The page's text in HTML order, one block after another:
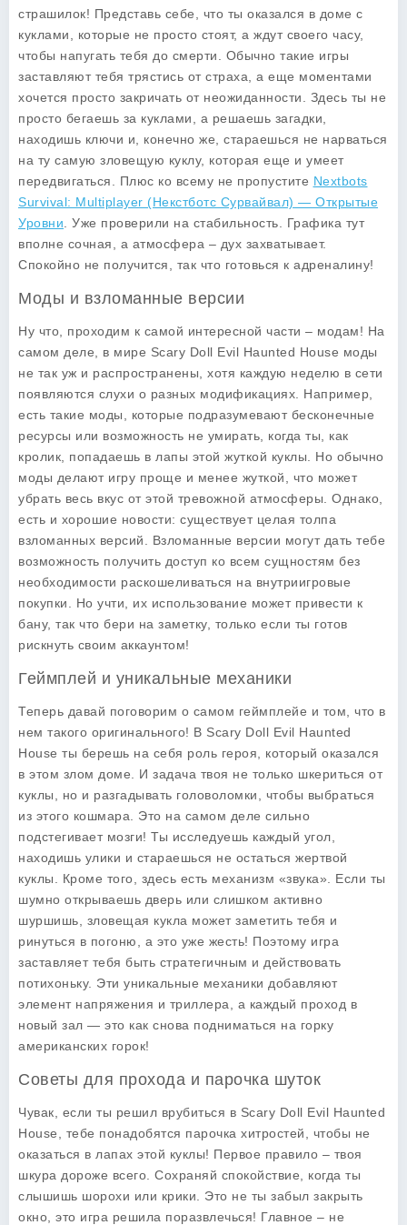
страшилок! Представь себе, что ты оказался в доме с
куклами, которые не просто стоят, а ждут своего часу,
чтобы напугать тебя до смерти. Обычно такие игры
заставляют тебя трястись от страха, а еще моментами
хочется просто закричать от неожиданности. Здесь ты не
просто бегаешь за куклами, а решаешь загадки,
находишь ключи и, конечно же, стараешься не нарваться
на ту самую зловещую куклу, которая еще и умеет
передвигаться. Плюс ко всему не пропустите Nextbots
Survival: Multiplayer (Некстботс Сурвайвал) — Открытые
Уровни . Уже проверили на стабильность. Графика тут
вполне сочная, а атмосфера – дух захватывает.
Спокойно не получится, так что готовься к адреналину!
Моды и взломанные версии
Ну что, проходим к самой интересной части – модам! На
самом деле, в мире Scary Doll Evil Haunted House моды
не так уж и распространены, хотя каждую неделю в сети
появляются слухи о разных модификациях. Например,
есть такие моды, которые подразумевают бесконечные
ресурсы или возможность не умирать, когда ты, как
кролик, попадаешь в лапы этой жуткой куклы. Но обычно
моды делают игру проще и менее жуткой, что может
убрать весь вкус от этой тревожной атмосферы. Однако,
есть и хорошие новости: существует целая толпа
взломанных версий. Взломанные версии могут дать тебе
возможность получить доступ ко всем сущностям без
необходимости раскошеливаться на внутриигровые
покупки. Но учти, их использование может привести к
бану, так что бери на заметку, только если ты готов
рискнуть своим аккаунтом!
Геймплей и уникальные механики
Теперь давай поговорим о самом геймплейе и том, что в
нем такого оригинального! В Scary Doll Evil Haunted
House ты берешь на себя роль героя, который оказался
в этом злом доме. И задача твоя не только шкериться от
куклы, но и разгадывать головоломки, чтобы выбраться
из этого кошмара. Это на самом деле сильно
подстегивает мозги! Ты исследуешь каждый угол,
находишь улики и стараешься не остаться жертвой
куклы. Кроме того, здесь есть механизм «звука». Если ты
шумно открываешь дверь или слишком активно
шуршишь, зловещая кукла может заметить тебя и
ринуться в погоню, а это уже жесть! Поэтому игра
заставляет тебя быть стратегичным и действовать
потихоньку. Эти уникальные механики добавляют
элемент напряжения и триллера, а каждый проход в
новый зал — это как снова подниматься на горку
американских горок!
Советы для прохода и парочка шуток
Чувак, если ты решил врубиться в Scary Doll Evil Haunted
House , тебе понадобятся парочка хитростей, чтобы не
оказаться в лапах этой куклы! Первое правило – твоя
шкура дороже всего. Сохраняй спокойствие, когда ты
слышишь шорохи или крики. Это не ты забыл закрыть
окно, это игра решила поразвлечься! Главное – не